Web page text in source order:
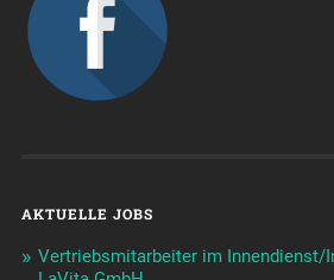
AKTUELLE JOBS
Vertriebsmitarbeiter im Innendienst/